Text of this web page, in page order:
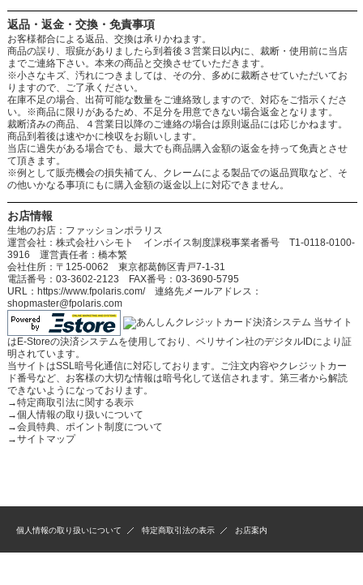
返品・返金・交換・免責事項
お客様都合による返品、交換は承りかねます。
商品の誤り、瑕疵がありましたら到着後３営業日以内に、裁断・使用前に当店
までご連絡下さい。本来の商品と交換させていただきます。
※小さなキズ、汚れにつきましては、その分、多めに裁断させていただいてお
りますので、ご了承ください。
在庫不足の場合、出荷可能な数量をご連絡致しますので、対応をご指示くださ
い。※商品に限りがあるため、不足分を用意できない場合返金となります。
裁断済みの商品、４営業日以降のご連絡の場合は原則返品には応じかねます。
商品到着後は速やかに検収をお願いします。
当店に過失がある場合でも、最大でも商品購入金額の返金を持って免責とさせ
て頂きます。
※例として販売機会の損失補てん、クレームによる製品での返品買取など、そ
の他いかなる事項にもに購入金額の返金以上に対応できません。
お店情報
生地のお店：ファッションポラリス
運営会社：株式会社ハシモト インボイス制度課税事業者番号 T1-0118-0100-
3916 運営責任者：橋本繁
会社住所：〒125-0062 東京都葛飾区青戸7-1-31
電話番号：03-3602-2123 FAX番号：03-3690-5795
URL：https://www.fpolaris.com/ 連絡先メールアドレス：
shopmaster@fpolaris.com
当サイト
はE-Storeの決済システムを使用しており、ベリサイン社のデジタルIDにより証
明されています。
当サイトはSSL暗号化通信に対応しております。ご注文内容やクレジットカー
ド番号など、お客様の大切な情報は暗号化して送信されます。第三者から解読
できないようになっております。
→特定商取引法に関する表示
→個人情報の取り扱いについて
→会員特典、ポイント制度について
→サイトマップ
個人情報の取り扱いについて 特定商取引法の表示 お店案内